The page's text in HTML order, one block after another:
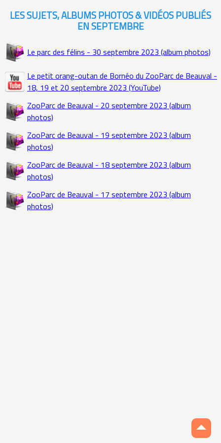
LES SUJETS, ALBUMS PHOTOS & VIDÉOS PUBLIÉS
EN SEPTEMBRE
Le parc des félins - 30 septembre 2023 (album photos)
Le petit orang-outan de Bornéo du ZooParc de Beauval -
18, 19 et 20 septembre 2023 (YouTube)
ZooParc de Beauval - 20 septembre 2023 (album
photos)
ZooParc de Beauval - 19 septembre 2023 (album
photos)
ZooParc de Beauval - 18 septembre 2023 (album
photos)
ZooParc de Beauval - 17 septembre 2023 (album
photos)